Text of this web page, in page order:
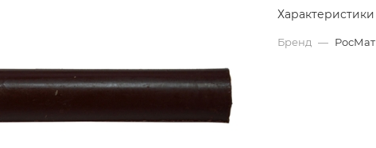
Характеристики
Бренд — РосМат